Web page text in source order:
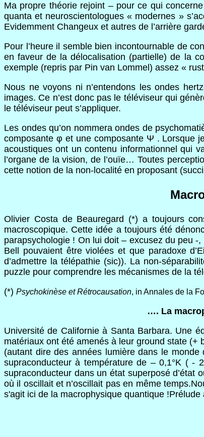
Ma propre théorie rejoint – pour ce qui
quanta et neuroscientologues « modernes »
Evidemment Changeux et autres de l’arrière
Pour l’heure il semble bien incontournable de
en faveur de la délocalisation (partielle) de la
exemple (repris par Pin van Lommel) assez «
Nous ne voyons ni n’entendons les ondes
images. Ce n’est donc pas le téléviseur qui
le téléviseur peut s’appliquer.
Les ondes qu’on nommera ondes de
composante φ et une composante Ψ . Lorsque
acoustiques ont un contenu informationnel qui
l’organe de la vision, de l’ouïe… Toutes
cette notion de la non-localité en proposant
Olivier Costa de Beauregard (*) a toujours
macroscopique. Cette idée a toujours été
parapsychologie ! On lui doit – excusez du peu -
Bell pouvaient être violées et que paradoxe
d’admettre la télépathie (sic)). La non-
puzzle pour comprendre les mécanismes de la
(*) Psychokinèse et Rétrocausation, in Annales de la
…. La
Université de Californie à Santa Barbara. Une
matériaux ont été amenés à leur ground state (+
(autant dire des années lumière dans le
supraconducteur à température de – 0,1°K ( -
supraconducteur dans un état superposé
où il oscillait et n’oscillait pas en même
s'agit ici de la macrophysique quantique